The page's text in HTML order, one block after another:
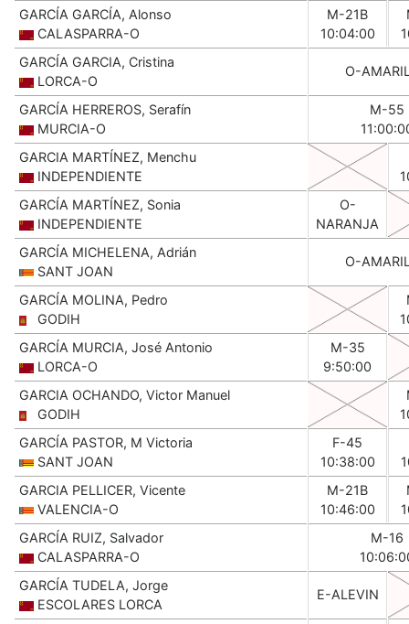
GARCÍA GARCÍA, Alonso
CALASPARRA-O
M-21B
10:04:00
GARCÍA GARCIA, Cristina
LORCA-O
O-
GARCÍA HERREROS, Serafín
MURCIA-O
M-55
GARCIA MARTÍNEZ, Menchu
INDEPENDIENTE
GARCÍA MARTÍNEZ, Sonia
INDEPENDIENTE
O-
NARANJA
GARCÍA MICHELENA, Adrián
SANT JOAN
O-
GARCÍA MOLINA, Pedro
GODIH
GARCÍA MURCIA, José Antonio
LORCA-O
M-35
9:50:00
GARCIA OCHANDO, Victor Manuel
GODIH
GARCÍA PASTOR, M Victoria
SANT JOAN
F-45
10:38:00
GARCIA PELLICER, Vicente
VALENCIA-O
M-21B
10:46:00
GARCÍA RUIZ, Salvador
CALASPARRA-O
M-16
GARCÍA TUDELA, Jorge
ESCOLARES LORCA
E-ALEVIN